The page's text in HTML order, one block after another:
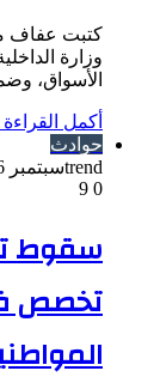
كتبت عفاف
وزارة
الأسواق،
أكمل
حوادث
trendسبتمبر 16, 2025
0
سقوط
تخصص